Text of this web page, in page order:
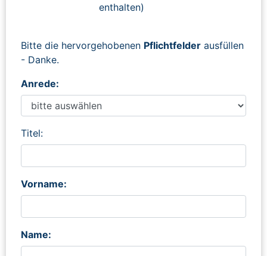
enthalten)
Bitte die hervorgehobenen Pflichtfelder ausfüllen
- Danke.
Anrede:
Titel:
Vorname:
Name: